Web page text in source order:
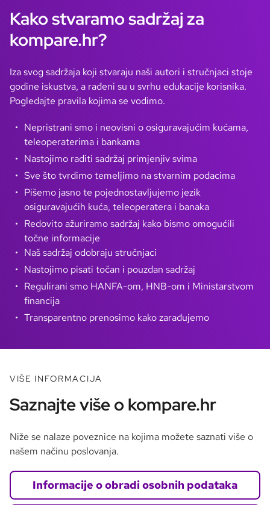
Kako stvaramo sadržaj za
kompare.hr?
Iza svog sadržaja koji stvaraju naši autori i stručnjaci stoje
godine iskustva, a rađeni su u svrhu edukacije korisnika.
Pogledajte pravila kojima se vodimo.
Nepristrani smo i neovisni o osiguravajućim kućama,
teleoperaterima i bankama
Nastojimo raditi sadržaj primjenjiv svima
Sve što tvrdimo temeljimo na stvarnim podacima
Pišemo jasno te pojednostavljujemo jezik
osiguravajućih kuća, teleoperatera i banaka
Redovito ažuriramo sadržaj kako bismo omogućili
točne informacije
Naš sadržaj odobraju stručnjaci
Nastojimo pisati točan i pouzdan sadržaj
Regulirani smo HANFA-om, HNB-om i Ministarstvom
financija
Transparentno prenosimo kako zarađujemo
VIŠE INFORMACIJA
Saznajte više o kompare.hr
Niže se nalaze poveznice na kojima možete saznati više o
našem načinu poslovanja.
Informacije o obradi osobnih podataka